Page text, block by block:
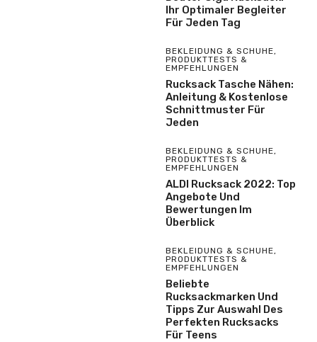
Ihr Optimaler Begleiter
Für Jeden Tag
BEKLEIDUNG & SCHUHE,
PRODUKTTESTS &
EMPFEHLUNGEN
Rucksack Tasche Nähen:
Anleitung & Kostenlose
Schnittmuster Für
Jeden
BEKLEIDUNG & SCHUHE,
PRODUKTTESTS &
EMPFEHLUNGEN
ALDI Rucksack 2022: Top
Angebote Und
Bewertungen Im
Überblick
BEKLEIDUNG & SCHUHE,
PRODUKTTESTS &
EMPFEHLUNGEN
Beliebte
Rucksackmarken Und
Tipps Zur Auswahl Des
Perfekten Rucksacks
Für Teens